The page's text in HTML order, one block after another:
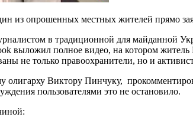
из опрошенных местных жителей прямо
в традиционной для майданной
выложил полное видео, на котором
не только правоохранители, но и
олигарху Виктору Пинчуку,
пользователями это не остановило.